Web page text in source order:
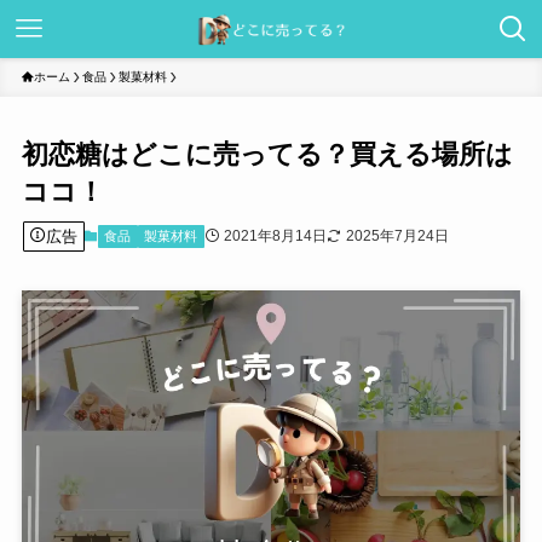
ホーム 食品 製菓材料
初恋糖はどこに売ってる？買える場所は
ココ！
広告 食品 製菓材料 2021年8月14日 2025年7月24日